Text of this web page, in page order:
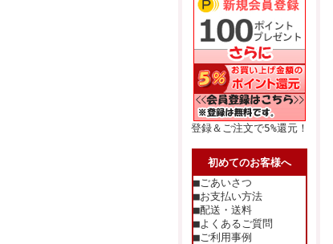
登録＆ご注文で5%還元！
初めてのお客様へ
■ごあいさつ
■お支払い方法
■配送・送料
■よくあるご質問
■ご利用事例